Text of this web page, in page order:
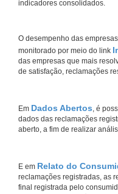
indicadores consolidados.
O desempenho das
monitorado por meio do link
das empresas que mais
de satisfação, reclamações
Em Dados Abertos, é
dados das reclamações
aberto, a fim de realizar
E em Relato do
reclamações registradas, as
final registrada pelo